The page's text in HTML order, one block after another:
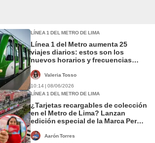
LÍNEA 1 DEL METRO DE LIMA
Línea 1 del Metro aumenta 25
viajes diarios: estos son los
nuevos horarios y frecuencias
Valeria Tosso
10:14 | 08/06/2026
LÍNEA 1 DEL METRO DE LIMA
¿Tarjetas recargables de colección
en el Metro de Lima? Lanzan
edición especial de la Marca Perú
pasajeros al día
Aarón Torres